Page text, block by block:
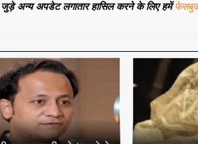
अन्य अपडेट लगातार हासिल करने के लिए हमें